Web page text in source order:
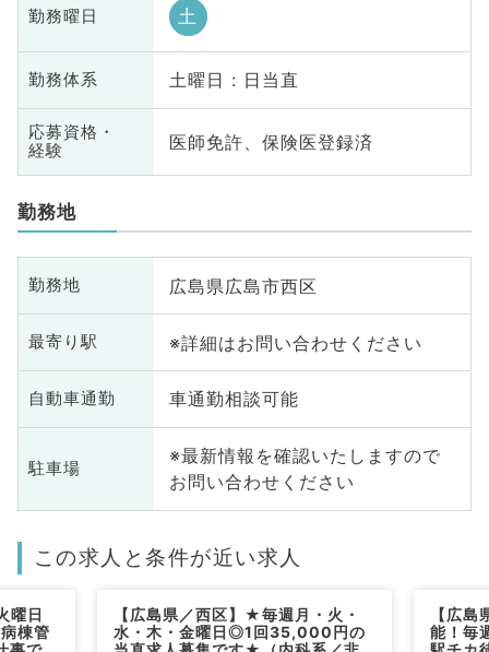
勤務曜日 土
勤務体系 土曜日 : 日当直
応募資格・
経験
医師免許、保険医登録済
勤務地
勤務地 広島県広島市西区
最寄り駅 ※詳細はお問い合わせください
自動車通勤 車通勤相談可能
駐車場
※最新情報を確認いたしますので
お問い合わせください
この求人と条件が近い求人
曜日
棟管
【広島県／西区】★毎週月・火・
水・木・金曜日◎1回35,000円の
【広
能！毎